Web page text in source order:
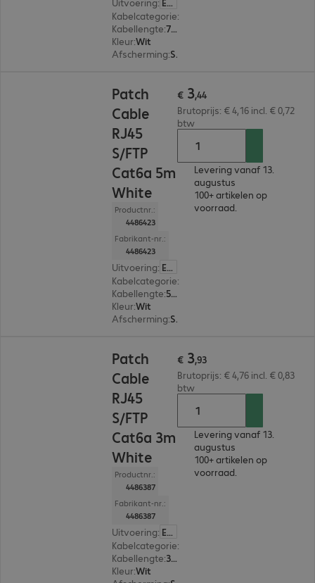
Kabelcategorie:
Kabellengte: 7,5 m
Kleur:Wit
Afscherming: S/FTP (PIMF)
Patch
Cable
RJ45
S/FTP
Cat6a 5m
White
Productnr.:
4486423
Fabrikant-nr.:
4486423
Uitvoering: Europa
Kabelcategorie:
Kabellengte: 5 m
Kleur:Wit
Afscherming: S/FTP (PIMF)
€ 3,44
Brutoprijs: € 4,16 incl. € 0,72
btw
Levering vanaf 13.
augustus
100+ artikelen op
voorraad.
Patch
Cable
RJ45
S/FTP
Cat6a 3m
White
Productnr.:
4486387
Fabrikant-nr.:
4486387
Uitvoering: Europa
Kabelcategorie:
Kabellengte: 3 m
Kleur:Wit
€ 3,93
Brutoprijs: € 4,76 incl. € 0,83
btw
Levering vanaf 13.
augustus
100+ artikelen op
voorraad.